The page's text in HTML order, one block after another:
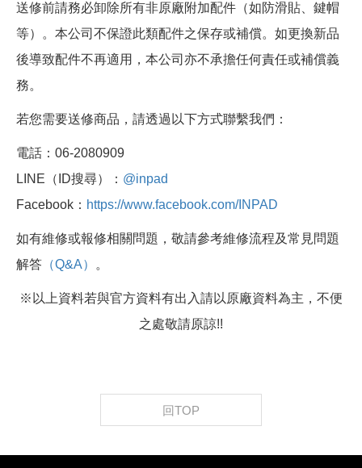
送修前請務必卸除所有非原廠附加配件（如防滑貼、鍵帽
等）。本公司不保證此類配件之保存或補償。如更換新品
後導致配件不再適用，本公司亦不承擔任何責任或補償義
務。
若您需要送修商品，請透過以下方式聯繫我們：
電話：06-2080909
LINE（ID搜尋）： @inpad
Facebook： https://www.facebook.com/INPAD
如有維修或報修相關問題，敬請參考維修流程及常見問題
解答 （Q&A） 。
※以上資料若與官方資料有出入請以原廠資料為主，不便
之處敬請原諒!!
回TOP